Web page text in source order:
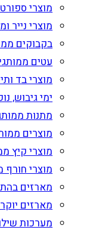
מוצרי
מוצרי נייר
בקבוקים
עטים
מוצרי בד
ימי גיבוש,
מתנות
מוצרים
מוצרי קיץ
מוצרי חורף
מארזים
מארזים
מערכות